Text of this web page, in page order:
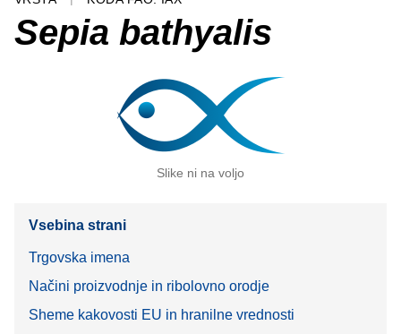
Sepia bathyalis
Slike ni na voljo
Vsebina strani
Trgovska imena
Načini proizvodnje in ribolovno orodje
Sheme kakovosti EU in hranilne vrednosti